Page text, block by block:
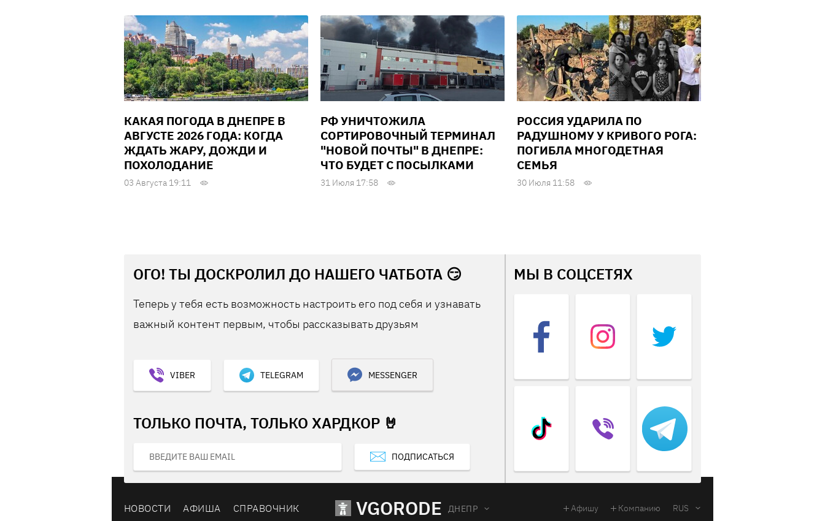
КАКАЯ ПОГОДА В ДНЕПРЕ В
АВГУСТЕ 2026 ГОДА: КОГДА
ЖДАТЬ ЖАРУ, ДОЖДИ И
ПОХОЛОДАНИЕ
03 Августа 19:11
РФ УНИЧТОЖИЛА
СОРТИРОВОЧНЫЙ ТЕРМИНАЛ
"НОВОЙ ПОЧТЫ" В ДНЕПРЕ:
ЧТО БУДЕТ С ПОСЫЛКАМИ
31 Июля 17:58
РОССИЯ УДАРИЛА ПО
РАДУШНОМУ У КРИВОГО РОГА:
ПОГИБЛА МНОГОДЕТНАЯ
СЕМЬЯ
30 Июля 11:58
ОГО! ТЫ ДОСКРОЛИЛ ДО НАШЕГО ЧАТБОТА 😏
Теперь у тебя есть возможность настроить его под себя и узнавать
важный контент первым, чтобы рассказывать друзьям
VIBER TELEGRAM MESSENGER
ТОЛЬКО ПОЧТА, ТОЛЬКО ХАРДКОР 🤘
ПОДПИСАТЬСЯ
МЫ В СОЦСЕТЯХ
НОВОСТИ АФИША СПРАВОЧНИК VGORODE ДНЕПР Афишу Компанию RUS